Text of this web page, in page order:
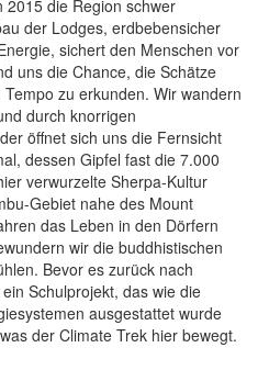
2015 die Region schwer
der Lodges, erdbebensicher
sichert den Menschen vor
uns die Chance, die Schätze
zu erkunden. Wir wandern
durch knorrigen
öffnet sich uns die Fernsicht
dessen Gipfel fast die 7.000
verwurzelte Sherpa-Kultur
Gebiet nahe des Mount
das Leben in den Dörfern
wir die buddhistischen
Bevor es zurück nach
Schulprojekt, das wie die
ausgestattet wurde
der Climate Trek hier bewegt.